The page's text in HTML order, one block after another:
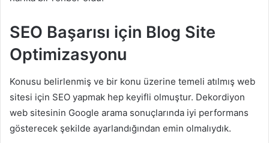
SEO Başarısı için Blog Site
Optimizasyonu
Konusu belirlenmiş ve bir konu üzerine temeli atılmış web
sitesi için SEO yapmak hep keyifli olmuştur. Dekordiyon
web sitesinin Google arama sonuçlarında iyi performans
gösterecek şekilde ayarlandığından emin olmalıydık.